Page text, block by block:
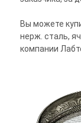
Вы можете
нерж. сталь,
компании